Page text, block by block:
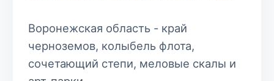
Воронежская область - край
черноземов, колыбель флота,
сочетающий степи, меловые скалы и